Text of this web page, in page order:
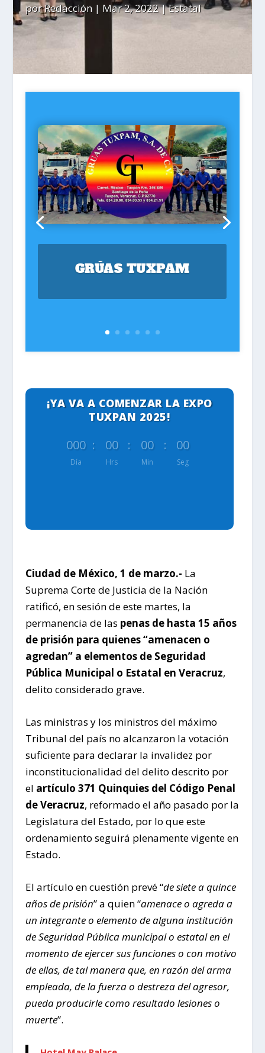
porRedacción | Mar 2, 2022|Estatal
GRÚAS TUXPAM
¡YA VA A COMENZAR LA EXPO
TUXPAN 2025!
000
Día
: 00
Hrs
: 00
Min
: 00
Seg
Ciudad de México, 1 de marzo.- La
Suprema Corte de Justicia de la Nación
ratificó, en sesión de este martes, la
permanencia de las penas de hasta 15 años
de prisión para quienes “amenacen o
agredan” a elementos de Seguridad
Pública Municipal o Estatal en Veracruz,
delito considerado grave.
Las ministras y los ministros del máximo
Tribunal del país no alcanzaron la votación
suficiente para declarar la invalidez por
inconstitucionalidad del delito descrito por
el artículo 371 Quinquies del Código Penal
de Veracruz, reformado el año pasado por la
Legislatura del Estado, por lo que este
ordenamiento seguirá plenamente vigente en
Estado.
El artículo en cuestión prevé “de siete a quince
años de prisión” a quien “amenace o agreda a
un integrante o elemento de alguna institución
de Seguridad Pública municipal o estatal en el
momento de ejercer sus funciones o con motivo
de ellas, de tal manera que, en razón del arma
empleada, de la fuerza o destreza del agresor,
pueda producirle como resultado lesiones o
muerte”.